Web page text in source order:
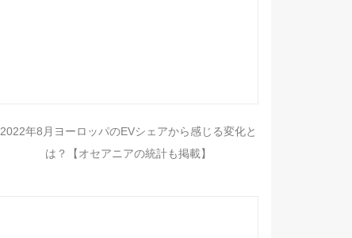
2022年8月ヨーロッパのEVシェアから感じる変化と
は？【オセアニアの統計も掲載】